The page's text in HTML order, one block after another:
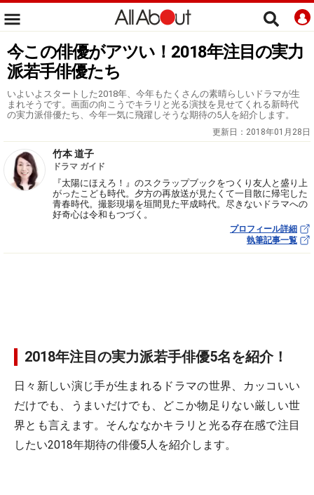
今この俳優がアツい！2018年注目の実力
派若手俳優たち
いよいよスタートした2018年、今年もたくさんの素晴らしいドラマが生
まれそうです。画面の向こうでキラリと光る演技を見せてくれる新時代
の実力派俳優たち、今年一気に飛躍しそうな期待の5人を紹介します。
更新日： 2018年01月28日
竹本 道子
ドラマ ガイド
『太陽にほえろ！』のスクラップブックをつくり友人と盛り上
がったこども時代。夕方の再放送が見たくて一目散に帰宅した
青春時代。撮影現場を垣間見た平成時代。尽きないドラマへの
好奇心は令和もつづく。
プロフィール詳細
執筆記事一覧
2018年注目の実力派若手俳優5名を紹介！
日々新しい演じ手が生まれるドラマの世界、カッコいい
だけでも、うまいだけでも、どこか物足りない厳しい世
界とも言えます。そんななかキラリと光る存在感で注目
したい2018年期待の俳優5人を紹介します。